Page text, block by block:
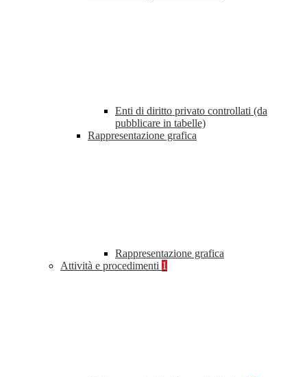
Enti di diritto privato controllati (da
pubblicare in tabelle)
Rappresentazione grafica
Rappresentazione grafica
Attività e procedimenti 1